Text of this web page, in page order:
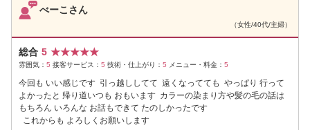
べーこさん
（女性/40代/主婦）
総合 5 ★★★★★
雰囲気： 5 接客サービス： 5 技術・仕上がり： 5 メニュー・料金： 5
今回も いい感じです 引っ越ししてて 遠くなってても やっぱり 行って
よかったと 帰り道いつも おもいます カラーの染まり方や髪の毛の話は
もちろん いろんな お話もできて たのしかったです
これからも よろしくお願いします